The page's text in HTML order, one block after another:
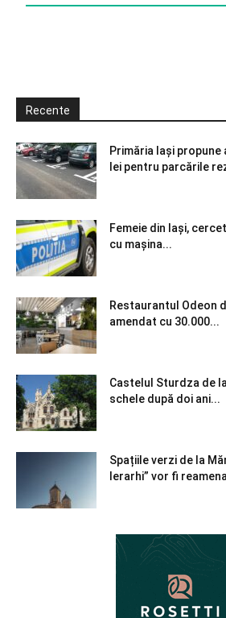
Recente
Primăria Iași propune
lei pentru parcările
Femeie din Iași,
cu mașina...
Restaurantul Odeon
amendat cu 30.000...
Castelul Sturdza de
schele după doi ani...
Spațiile verzi de la
Ierarhi” vor fi